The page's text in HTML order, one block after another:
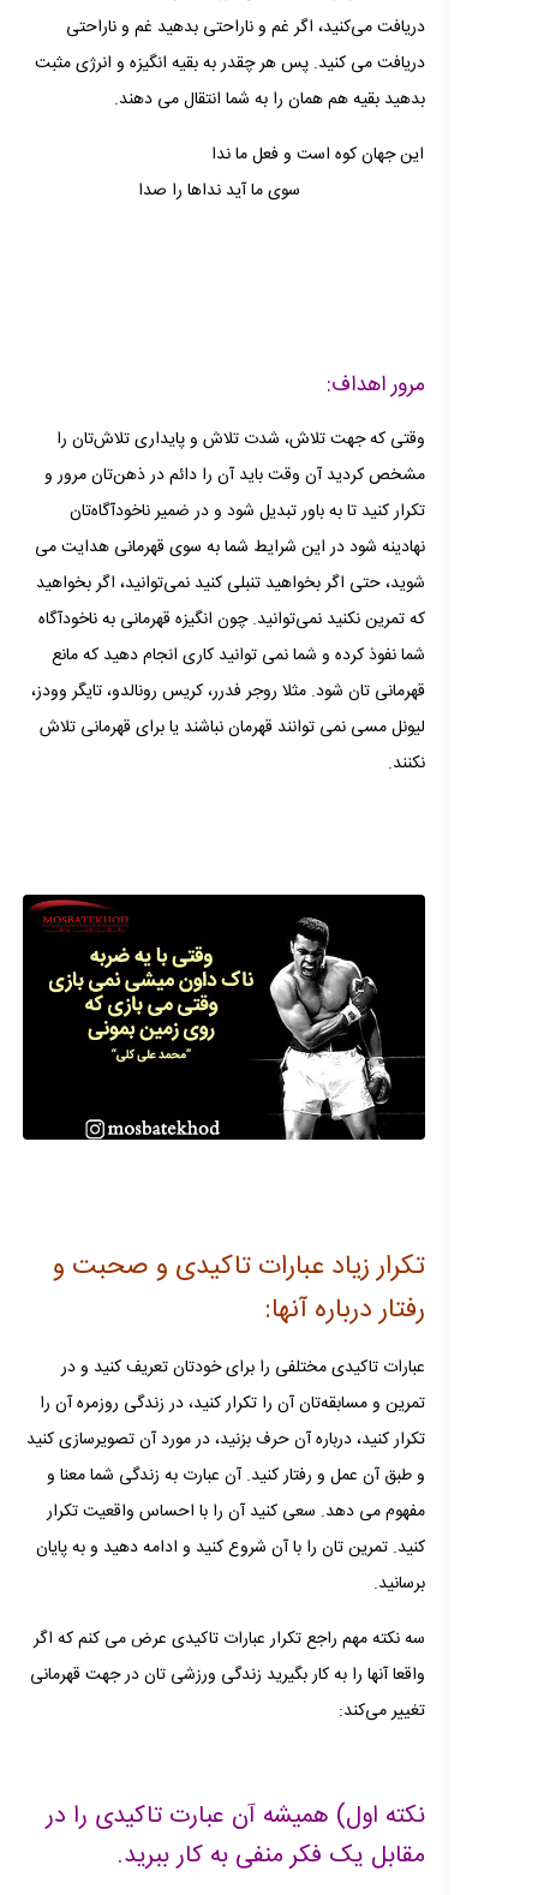
دریافت می‌کنید، اگر غم و ناراحتی بدهید غم و ناراحتی
دریافت می‌ کنید. پس هر چقدر به بقیه انگیزه و انرژی مثبت
بدهید بقیه هم همان را به شما انتقال می‌ دهند.
این جهان کوه است و فعل ما ندا
سوی ما آید نداها را صدا
مرور اهداف:
وقتی که جهت تلاش، شدت تلاش و پایداری تلاش‌تان را
مشخص کردید آن وقت باید آن را دائم در ذهن‌تان مرور و
تکرار کنید تا به باور تبدیل شود و در ضمیر ناخودآگاه‌تان
نهادینه شود در این شرایط شما به سوی قهرمانی هدایت می‌
شوید، حتی اگر بخواهید تنبلی کنید نمی‌توانید، اگر بخواهید
که تمرین نکنید نمی‌توانید. چون انگیزه قهرمانی به ناخودآگاه
شما نفوذ کرده و شما نمی‌ توانید کاری انجام دهید که مانع
قهرمانی‌ تان شود. مثلا روجر فدرر، کریس رونالدو، تایگر وودز،
لیونل مسی نمی‌ توانند قهرمان نباشند یا برای قهرمانی تلاش
نکنند.
تکرار زیاد عبارات تاکیدی و صحبت و
رفتار درباره آنها:
عبارات تاکیدی مختلفی را برای خودتان تعریف کنید و در
تمرین و مسابقه‌تان آن را تکرار کنید، در زندگی روزمره آن را
تکرار کنید، درباره آن حرف بزنید، در مورد آن تصویرسازی کنید
و طبق آن عمل و رفتار کنید. آن عبارت به زندگی شما معنا و
مفهوم می‌ دهد. سعی کنید آن را با احساس واقعیت تکرار
کنید. تمرین‌ تان را با آن شروع کنید و ادامه دهید و به پایان
برسانید.
سه نکته مهم راجع تکرار عبارات تاکیدی عرض می‌ کنم که اگر
واقعا آنها را به کار بگیرید زندگی ورزشی‌ تان در جهت قهرمانی
تغییر می‌کند:
نکته اول) همیشه آن عبارت تاکیدی را در
مقابل یک فکر منفی به کار ببرید.